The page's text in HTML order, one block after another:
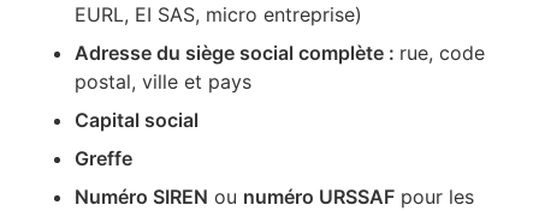
EURL, EI SAS, micro entreprise)
Adresse du siège social complète : rue, code
postal, ville et pays
Capital social
Greffe
Numéro SIREN ou numéro URSSAF pour les